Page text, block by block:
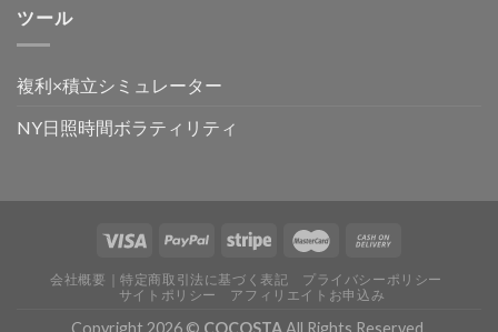
ツール
複利×積立シミュレーター
NY日照時間ボラティリティ
会社概要｜特定商取引法に基づく表記
プライバシーポリシー
サイトポリシー
アフィリエイトお申込み
Copyright 2026 © COCOSTAAll Rights Reserved.